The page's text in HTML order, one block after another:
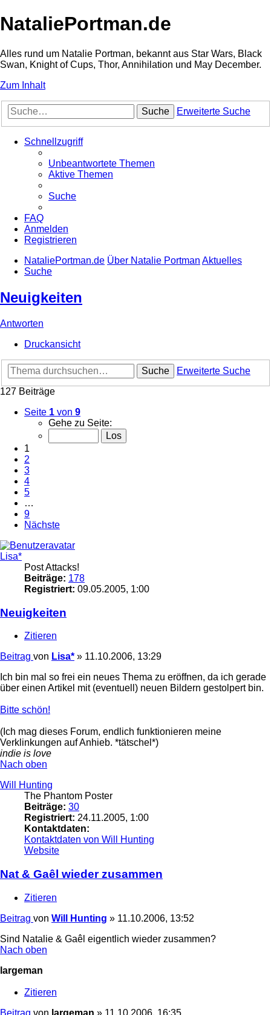
NataliePortman.de
Alles rund um Natalie Portman, bekannt aus Star Wars, Black
Swan, Knight of Cups, Thor, Annihilation und May December.
Zum Inhalt
Suche Erweiterte Suche
Schnellzugriff
Unbeantwortete Themen
Aktive Themen
Suche
FAQ
Anmelden
Registrieren
NataliePortman.de Über Natalie Portman Aktuelles
Suche
Neuigkeiten
Antworten
Druckansicht
Suche
Erweiterte Suche
127 Beiträge
Seite 1 von 9
Gehe zu Seite:
1
2
3
4
5
…
9
Nächste
Lisa*
Post Attacks!
Beiträge: 178
Registriert: 09.05.2005, 1:00
Neuigkeiten
Zitieren
Beitrag von Lisa* » 11.10.2006, 13:29
Ich bin mal so frei ein neues Thema zu eröffnen, da ich gerade
über einen Artikel mit (eventuell) neuen Bildern gestolpert bin.
Bitte schön!
(Ich mag dieses Forum, endlich funktionieren meine
Verklinkungen auf Anhieb. *tätschel*)
indie is love
Nach oben
Will Hunting
The Phantom Poster
Beiträge: 30
Registriert: 24.11.2005, 1:00
Kontaktdaten:
Kontaktdaten von Will Hunting
Website
Nat & Gaêl wieder zusammen
Zitieren
Beitrag von Will Hunting » 11.10.2006, 13:52
Sind Natalie & Gaêl eigentlich wieder zusammen?
Nach oben
largeman
Zitieren